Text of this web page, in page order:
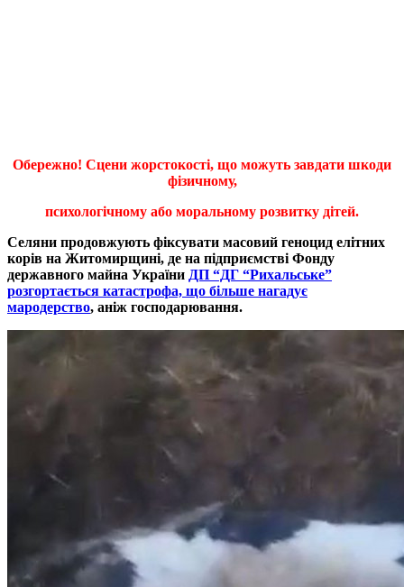
Обережно! Сцени жорстокості, що можуть завдати шкоди
фізичному,
психологічному або моральному розвитку дітей.
Селяни продовжують фіксувати масовий геноцид елітних
корів на Житомирщині, де на підприємстві Фонду
державного майна України ДП “ДГ “Рихальське”
розгортається катастрофа, що більше нагадує
мародерство, аніж господарювання.